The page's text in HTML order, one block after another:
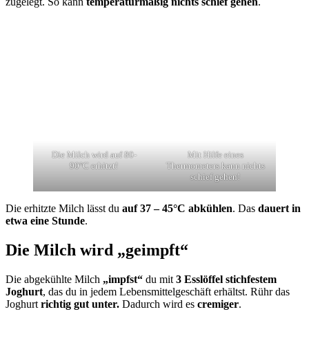
Die Milch wird auf 80-
90°C erhitzt!
Mit Hilfe eines
Thermometers kann nichts
schief gehen!
Die erhitzte Milch lässt du auf 37 – 45°C abkühlen. Das dauert in
etwa eine Stunde.
Die Milch wird „geimpft“
Die abgekühlte Milch „impfst“ du mit 3 Esslöffel stichfestem
Joghurt, das du in jedem Lebensmittelgeschäft erhältst. Rühr das
Joghurt richtig gut unter. Dadurch wird es cremiger.